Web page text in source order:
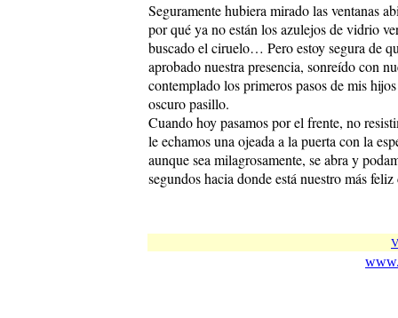
Seguramente hubiera mirado las ventanas
por qué ya no están los azulejos de vidrio
buscado el ciruelo… Pero estoy segura de
aprobado nuestra presencia, sonreído con
contemplado los primeros pasos de mis
oscuro pasillo.
Cuando hoy pasamos por el frente, no
le echamos una ojeada a la puerta con la
aunque sea milagrosamente, se abra y
segundos hacia donde está nuestro más